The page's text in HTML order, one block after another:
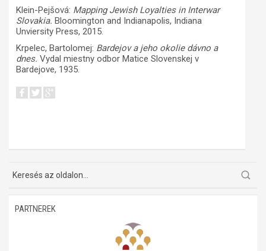
Klein-Pejšová: Mapping Jewish Loyalties in Interwar
Slovakia. Bloomington and Indianapolis, Indiana
Unviersity Press, 2015.
Krpelec, Bartolomej: Bardejov a jeho okolie dávno a
dnes. Vydal miestny odbor Matice Slovenskej v
Bardejove, 1935.
PARTNEREK